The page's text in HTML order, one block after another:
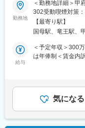
で、事業運営に必
レーション管理、
ています。
変更の範囲：会社
のeラーニングで
てスタートできる
■このポジション
◇未経験でも成長
料金体系が他キャ
後発キャリアだか
店舗運営に活かさ
を作成（建物など
かる費用などを積
※東京、神奈川、
がございます。
■業務の特徴：
最新の機器（ドロ
ち合わせ、且つ最
方を求めております
勤務地
＜勤務地詳細＞甲
302受動喫煙対策
【最寄り駅】
国母駅、竜王駅、
給与
＜予定年収＞300
は年俸制＜賃金内
3.5ヶ月分（年
与の支給実績あり
別途100万円支給
あります。月給(月
気になる